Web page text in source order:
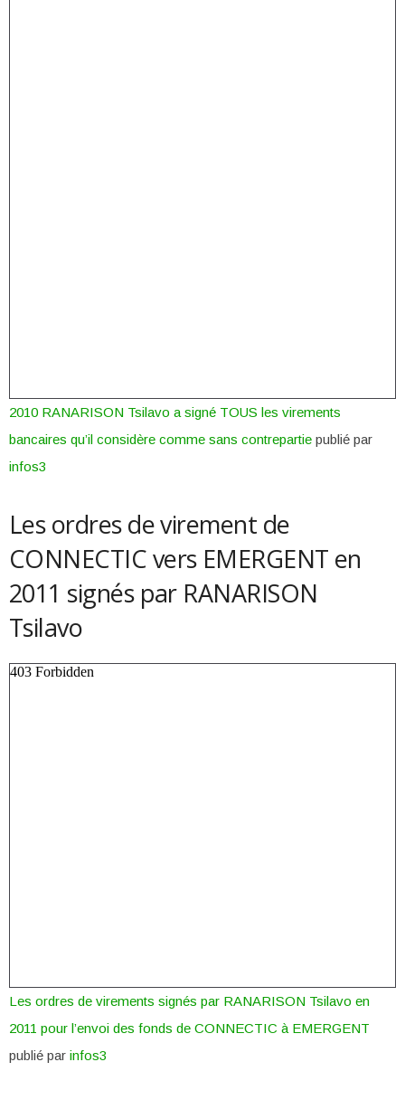
2010 RANARISON Tsilavo a signé TOUS les virements
bancaires qu’il considère comme sans contrepartie publié par
infos3
Les ordres de virement de
CONNECTIC vers EMERGENT en
2011 signés par RANARISON
Tsilavo
Les ordres de virements signés par RANARISON Tsilavo en
2011 pour l’envoi des fonds de CONNECTIC à EMERGENT
publié par infos3